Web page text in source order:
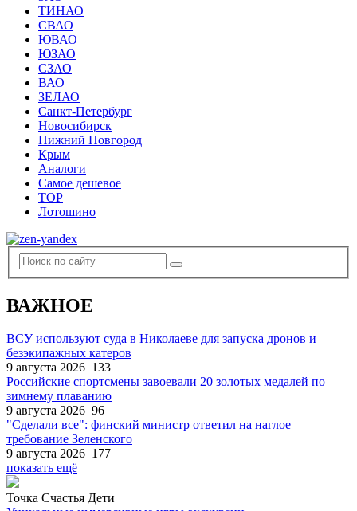
ТИНАО
СВАО
ЮВАО
ЮЗАО
СЗАО
ВАО
ЗЕЛАО
Санкт-Петербург
Новосибирск
Нижний Новгород
Крым
Аналоги
Самое дешевое
TOP
Лотошино
ВАЖНОЕ
ВСУ используют суда в Николаеве для запуска дронов и
безэкипажных катеров
9 августа 2026 133
Российские спортсмены завоевали 20 золотых медалей по
зимнему плаванию
9 августа 2026 96
"Сделали все": финский министр ответил на наглое
требование Зеленского
9 августа 2026 177
показать ещё
Точка Счастья Дети